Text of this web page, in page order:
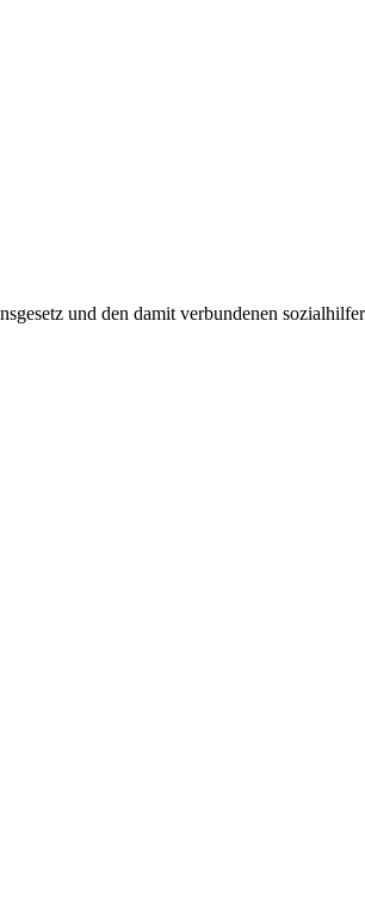
und den damit verbundenen